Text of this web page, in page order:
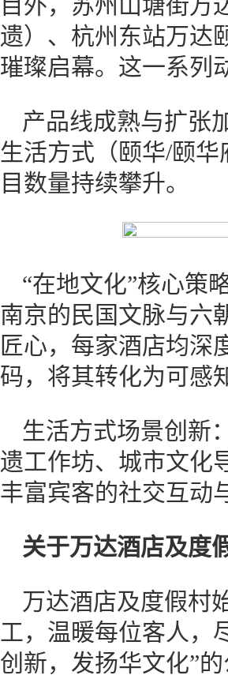
遗）、杭州东站万达
璀璨启幕。这一系列
产品线成熟与扩张
生活方式（颐华/颐
目数量持续攀升。
“在地文化”核心策
南京的民国文脉与六
匠心，每家酒店均深
码，将其转化为可感
生活方式场景创新
遗工作坊、城市文化
丰富宾客的社交互动
关于万达酒店及度
万达酒店及度假村
工，温暖每位客人，
创新，发扬华文化”